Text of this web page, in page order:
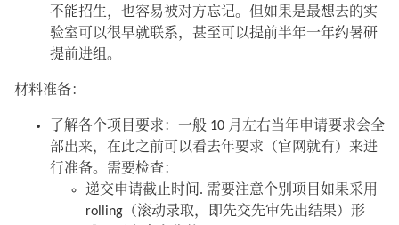
不能招生，也容易被对方忘记。但如果是最想去的实
验室可以很早就联系，甚至可以提前半年一年约暑研
提前进组。
材料准备：
了解各个项目要求：一般 10 月左右当年申请要求会全
部出来，在此之前可以看去年要求（官网就有）来进
行准备。需要检查：
递交申请截止时间. 需要注意个别项目如果采用
rolling（滚动录取，即先交先审先出结果）形